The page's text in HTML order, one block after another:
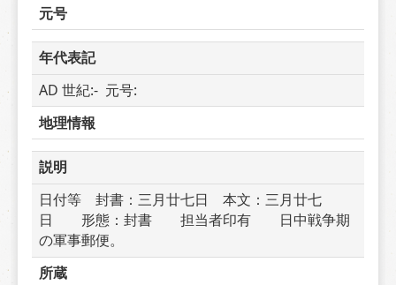
元号
年代表記
AD 世紀:-  元号:
地理情報
説明
日付等　封書：三月廿七日　本文：三月廿七
日　　形態：封書　　担当者印有　　日中戦争期
の軍事郵便。
所蔵